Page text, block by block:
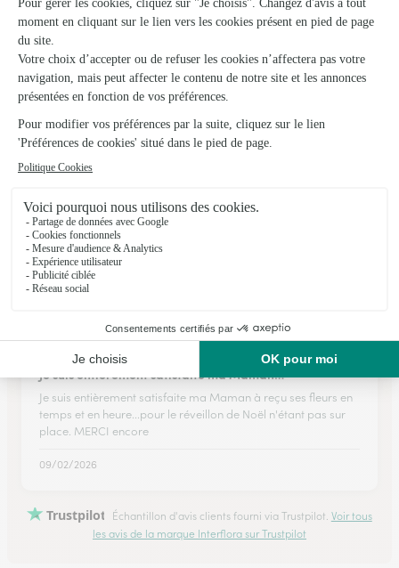
★ ★ ★ ★
Rapidité dans la saisie
Rapidité dans la saisie
★
★
Génialissime
Génialissime
01/06/2026
Je suis entièrement satisfaite ma Maman…
Je suis entièrement satisfaite ma Maman à reçu ses fleurs en
temps et en heure...pour le réveillon de Noël n'étant pas sur
place. MERCI encore
09/02/2026
Trustpilot Échantillon d'avis clients fourni via Trustpilot. Voir tous
les avis de la marque Interflora sur Trustpilot